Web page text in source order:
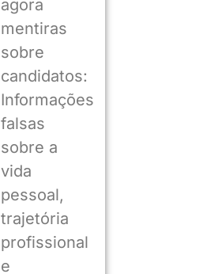
agora
mentiras
sobre
candidatos:
Informações
falsas
sobre a
vida
pessoal,
trajetória
profissional
e